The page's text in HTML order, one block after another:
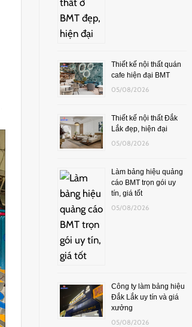
Thiết kế nội thất quán
cafe hiện đại BMT
05/08/2026
Thiết kế nội thất Đắk
Lắk đẹp, hiện đại
05/08/2026
Làm bảng hiệu quảng
cáo BMT trọn gói uy
tín, giá tốt
05/08/2026
Công ty làm bảng hiệu
Đắk Lắk uy tín và giá
xưởng
05/08/2026